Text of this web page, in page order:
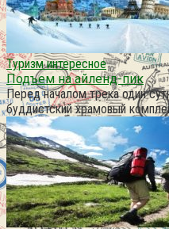
Туризм интересное
Подъем на айленд-пик
Перед началом трека один
буддистский храмовый